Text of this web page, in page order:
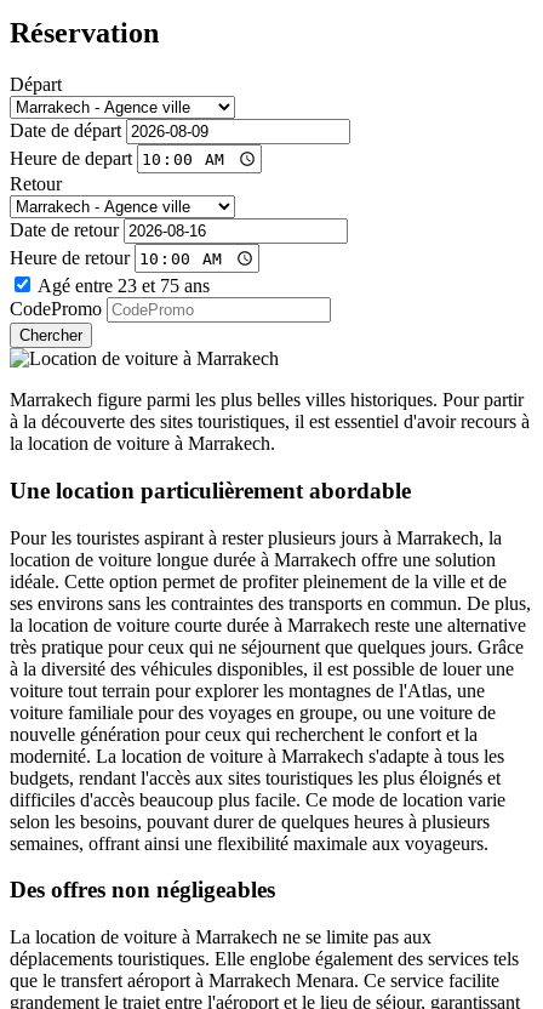
Réservation
Départ
Date de départ
Heure de depart
Retour
Date de retour
Heure de retour
Agé entre 23 et 75 ans
CodePromo
Chercher
Marrakech figure parmi les plus belles villes historiques. Pour partir
à la découverte des sites touristiques, il est essentiel d'avoir recours à
la location de voiture à Marrakech.
Une location particulièrement abordable
Pour les touristes aspirant à rester plusieurs jours à Marrakech, la
location de voiture longue durée à Marrakech offre une solution
idéale. Cette option permet de profiter pleinement de la ville et de
ses environs sans les contraintes des transports en commun. De plus,
la location de voiture courte durée à Marrakech reste une alternative
très pratique pour ceux qui ne séjournent que quelques jours. Grâce
à la diversité des véhicules disponibles, il est possible de louer une
voiture tout terrain pour explorer les montagnes de l'Atlas, une
voiture familiale pour des voyages en groupe, ou une voiture de
nouvelle génération pour ceux qui recherchent le confort et la
modernité. La location de voiture à Marrakech s'adapte à tous les
budgets, rendant l'accès aux sites touristiques les plus éloignés et
difficiles d'accès beaucoup plus facile. Ce mode de location varie
selon les besoins, pouvant durer de quelques heures à plusieurs
semaines, offrant ainsi une flexibilité maximale aux voyageurs.
Des offres non négligeables
La location de voiture à Marrakech ne se limite pas aux
déplacements touristiques. Elle englobe également des services tels
que le transfert aéroport à Marrakech Menara. Ce service facilite
grandement le trajet entre l'aéroport et le lieu de séjour, garantissant